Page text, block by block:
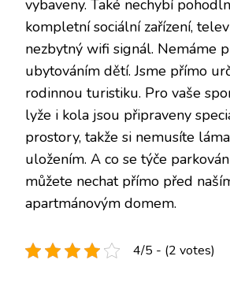
vybaveny. Také nechybí
kompletní sociální zařízení,
nezbytný wifi signál. Nemáme
ubytováním dětí. Jsme přímo
rodinnou turistiku. Pro vaše
lyže i kola jsou připraveny
prostory, takže si nemusíte
uložením. A co se týče
můžete nechat přímo před
apartmánovým domem.
4/5 - (2 votes)